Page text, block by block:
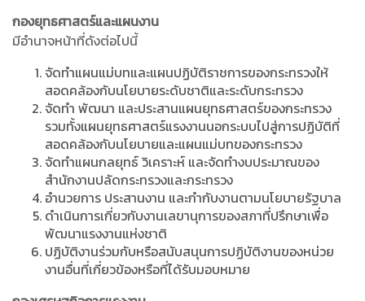
กองยุทธศาสตร์และแผนงาน
มีอำนาจหน้าที่ดังต่อไปนี้
จัดทำแผนแม่บทและแผนปฏิบัติราชการของกระทรวงให้
สอดคล้องกับนโยบายระดับชาติและระดับกระทรวง
จัดทำ พัฒนา และประสานแผนยุทธศาสตร์ของกระทรวง
รวมทั้งแผนยุทธศาสตร์แรงงานนอกระบบไปสู่การปฏิบัติที่
สอดคล้องกับนโยบายและแผนแม่บทของกระทรวง
จัดทำแผนกลยุทธ์ วิเคราะห์ และจัดทำงบประมาณของ
สำนักงานปลัดกระทรวงและกระทรวง
อำนวยการ ประสานงาน และกำกับงานตามนโยบายรัฐบาล
ดำเนินการเกี่ยวกับงานเลขานุการของสภาที่ปรึกษาเพื่อ
พัฒนาแรงงานแห่งชาติ
ปฏิบัติงานร่วมกับหรือสนับสนุนการปฏิบัติงานของหน่วย
งานอื่นที่เกี่ยวข้องหรือที่ได้รับมอบหมาย